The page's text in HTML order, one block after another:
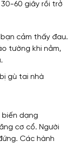
60 giây rồi trở
cảm thấy đau.
tường khi nằm,
biến dạng
cơ cổ. Người
Các hành